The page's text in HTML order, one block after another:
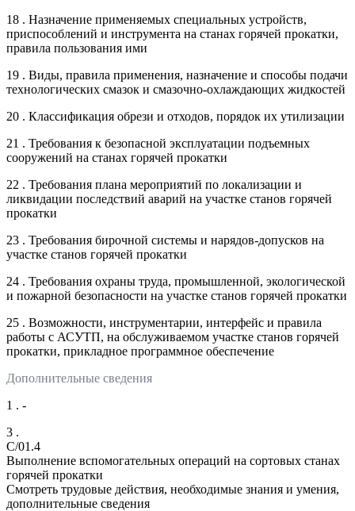
18 . Назначение применяемых специальных устройств,
приспособлений и инструмента на станах горячей прокатки,
правила пользования ими
19 . Виды, правила применения, назначение и способы подачи
технологических смазок и смазочно-охлаждающих жидкостей
20 . Классификация обрези и отходов, порядок их утилизации
21 . Требования к безопасной эксплуатации подъемных
сооружений на станах горячей прокатки
22 . Требования плана мероприятий по локализации и
ликвидации последствий аварий на участке станов горячей
прокатки
23 . Требования бирочной системы и нарядов-допусков на
участке станов горячей прокатки
24 . Требования охраны труда, промышленной, экологической
и пожарной безопасности на участке станов горячей прокатки
25 . Возможности, инструментарии, интерфейс и правила
работы с АСУТП, на обслуживаемом участке станов горячей
прокатки, прикладное программное обеспечение
Дополнительные сведения
1 . -
3 .
C/01.4
Выполнение вспомогательных операций на сортовых станах
горячей прокатки
Смотреть трудовые действия, необходимые знания и умения,
дополнительные сведения